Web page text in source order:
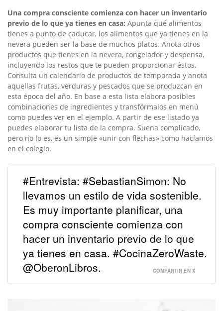
Una compra consciente comienza con hacer un inventario
previo de lo que ya tienes en casa: Apunta qué alimentos
tienes a punto de caducar, los alimentos que ya tienes en la
nevera pueden ser la base de muchos platos. Anota otros
productos que tienes en la nevera, congelador y despensa,
incluyendo los restos que te pueden proporcionar éstos.
Consulta un calendario de productos de temporada y anota
aquellas frutas, verduras y pescados que se produzcan en
esta época del año. En base a esta lista elabora posibles
combinaciones de ingredientes y transfórmalos en menú
como puedes ver en el ejemplo. A partir de ese listado ya
puedes elaborar tu lista de la compra. Suena complicado,
pero no lo es, es un simple «unir con flechas» como hacíamos
en el colegio.
#Entrevista: #SebastianSimon: No
llevamos un estilo de vida sostenible.
Es muy importante planificar, una
compra consciente comienza con
hacer un inventario previo de lo que
ya tienes en casa. #CocinaZeroWaste.
@OberonLibros.
COMPARTIR EN X